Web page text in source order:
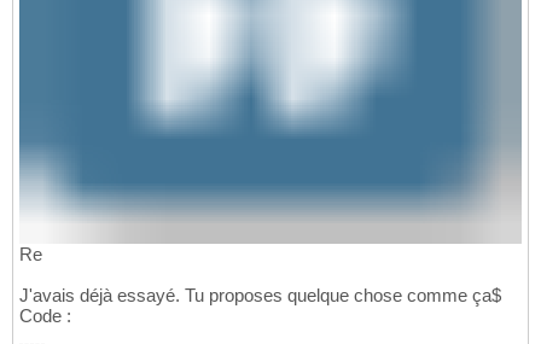
Re
J'avais déjà essayé. Tu proposes quelque chose comme ça$
Code :